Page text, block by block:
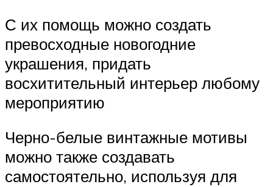
С их помощь можно создать
превосходные новогодние
украшения, придать
восхитительный интерьер любому
мероприятию
Черно-белые винтажные мотивы
можно также создавать
самостоятельно, используя для